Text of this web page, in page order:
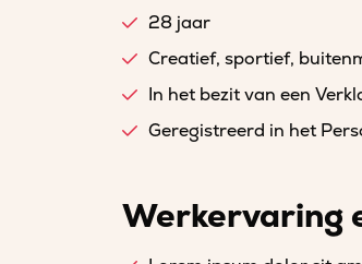
28 jaar
Creatief, sportief,
In het bezit van een
Geregistreerd in het
Werkervaring